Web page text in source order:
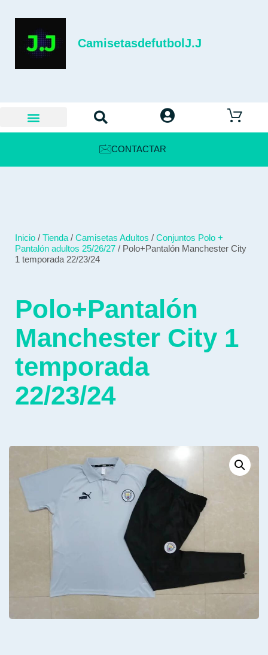
CamisetasdefutbolJ.J
CONTACTAR
Inicio / Tienda / Camisetas Adultos / Conjuntos Polo +
Pantalón adultos 25/26/27 / Polo+Pantalón Manchester City
1 temporada 22/23/24
Polo+Pantalón
Manchester City 1
temporada
22/23/24